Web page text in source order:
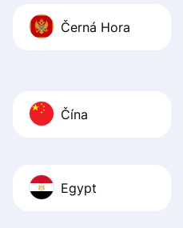
Černá Hora
Čína
Egypt